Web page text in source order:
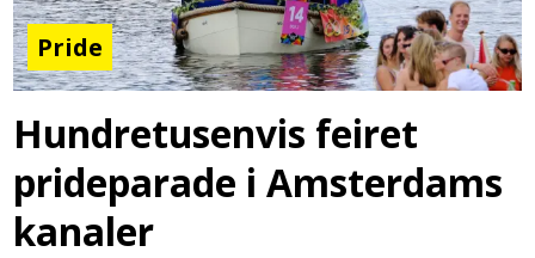
Pride
Hundretusenvis feiret
prideparade i Amsterdams
kanaler